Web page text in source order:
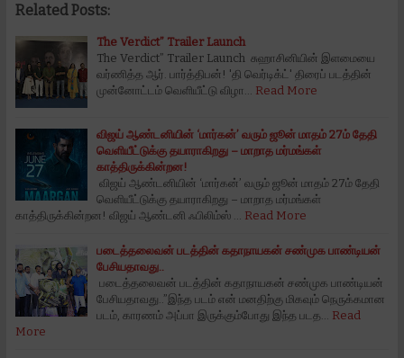
Related Posts:
The Verdict” Trailer Launch
The Verdict” Trailer Launch சுஹாசினியின் இளமையை
வர்ணித்த ஆர். பார்த்திபன்! 'தி வெர்டிக்ட்' திரைப் படத்தின்
முன்னோட்டம் வெளியீட்டு விழா…
Read More
விஜய் ஆண்டனியின் ‘மார்கன்’ வரும் ஜூன் மாதம் 27ம் தேதி
வெளியீட்டுக்கு தயாராகிறது – மாறாத மர்மங்கள்
காத்திருக்கின்றன!
விஜய் ஆண்டனியின் ‘மார்கன்’ வரும் ஜூன் மாதம் 27ம் தேதி
வெளியீட்டுக்கு தயாராகிறது – மாறாத மர்மங்கள்
காத்திருக்கின்றன! விஜய் ஆண்டனி ஃபிலிம்ஸ் …
Read More
படைத்தலைவன் படத்தின் கதாநாயகன் சண்முக பாண்டியன்
பேசியதாவது..
படைத்தலைவன் படத்தின் கதாநாயகன் சண்முக பாண்டியன்
பேசியதாவது..”இந்த படம் என் மனதிற்கு மிகவும் நெருக்கமான
படம், காரணம் அப்பா இருக்கும்போது இந்த படத…
Read
More